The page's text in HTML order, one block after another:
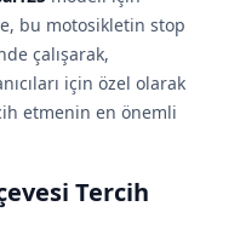
bu motosikletin stop
çalışarak,
için özel olarak
etmenin en önemli
Tercih